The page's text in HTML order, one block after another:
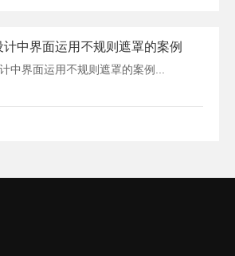
计中界面运用不规则遮罩的案例
中界面运用不规则遮罩的案例...